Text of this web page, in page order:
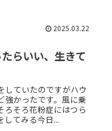
2025.03.22
らいい、生きて
していたのですがハウ
強かったです。風に乗
ろそろ花粉症にはつら
してみる今日...